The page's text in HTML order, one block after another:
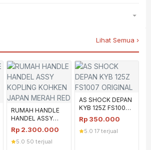
Lihat Semua ›
RUMAH HANDLE
HANDEL ASSY
KOPLING KOHKEN
JAPAN MERAH
RED
Rp 2.300.000
5.0 50 terjual
AS SHOCK DEPAN
KYB 125Z FS1007
ORIGINAL
Rp 350.000
5.0 17 terjual